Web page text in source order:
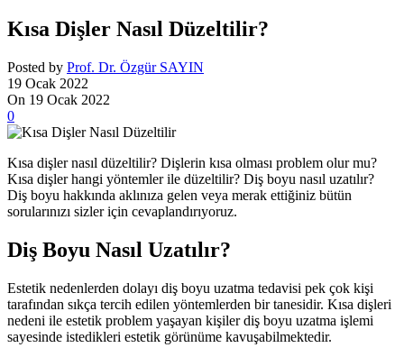
Kısa Dişler Nasıl Düzeltilir?
Posted by Prof. Dr. Özgür SAYIN
19 Ocak 2022
On 19 Ocak 2022
0
Kısa dişler nasıl düzeltilir? Dişlerin kısa olması problem olur mu?
Kısa dişler hangi yöntemler ile düzeltilir? Diş boyu nasıl uzatılır?
Diş boyu hakkında aklınıza gelen veya merak ettiğiniz bütün
sorularınızı sizler için cevaplandırıyoruz.
Diş Boyu Nasıl Uzatılır?
Estetik nedenlerden dolayı diş boyu uzatma tedavisi pek çok kişi
tarafından sıkça tercih edilen yöntemlerden bir tanesidir. Kısa dişleri
nedeni ile estetik problem yaşayan kişiler diş boyu uzatma işlemi
sayesinde istedikleri estetik görünüme kavuşabilmektedir.